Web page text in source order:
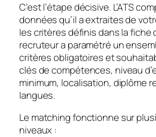
C’est l’étape décisive. L’ATS
données qu’il a extraites de
les critères définis dans la fiche
recruteur a paramétré un
critères obligatoires et
clés de compétences, niveau
minimum, localisation, diplôme
langues.
Le matching fonctionne sur
niveaux :